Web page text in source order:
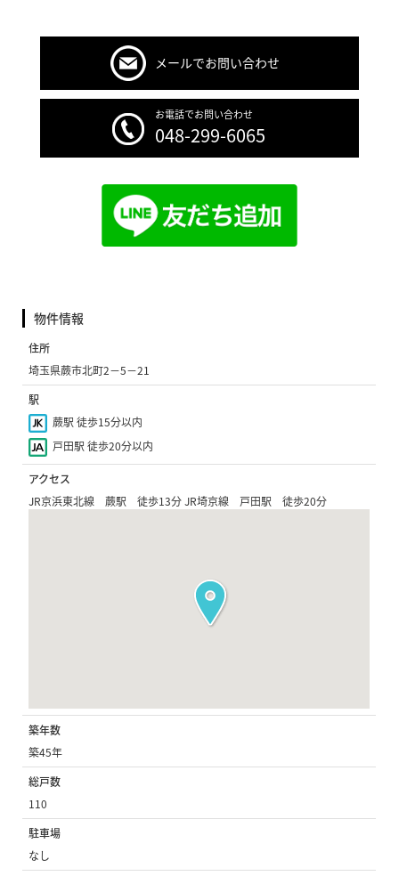
メールでお問い合わせ
お電話でお問い合わせ
048-299-6065
物件情報
住所
埼玉県蕨市北町2−5−21
駅
蕨駅 徒歩15分以内
戸田駅 徒歩20分以内
アクセス
JR京浜東北線 蕨駅 徒歩13分 JR埼京線 戸田駅 徒歩20分
築年数
築45年
総戸数
110
駐車場
なし